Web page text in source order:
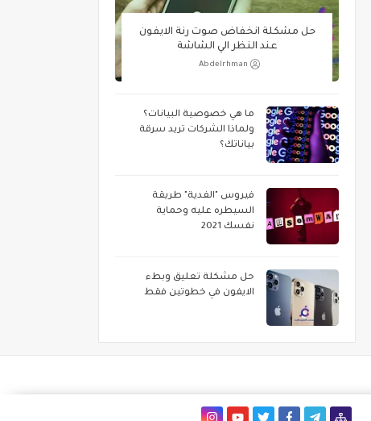
حل مشكلة انخفاض صوت رنة الايفون
عند النظر الي الشاشة
Abdelrhman
ما هي خصوصية البيانات؟
ولماذا الشركات تريد سرقة
بياناتك؟
فيروس "الفدية" طريقة
السيطره عليه وحماية
نفسك 2021
حل مشكلة تعليق وبطء
الايفون في خطوتين فقط